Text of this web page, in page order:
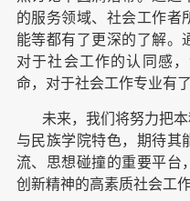
的服务领域、社会工作者
能等都有了更深的了解。
对于社会工作的认同感
命，对于社会工作专业有
未来，我们将努力把
与民族学院特色，期待其
流、思想碰撞的重要平台
创新精神的高素质社会工